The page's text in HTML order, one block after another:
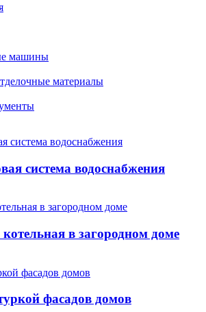
машины
материалы
система водоснабжения
в загородном доме
фасадов домов